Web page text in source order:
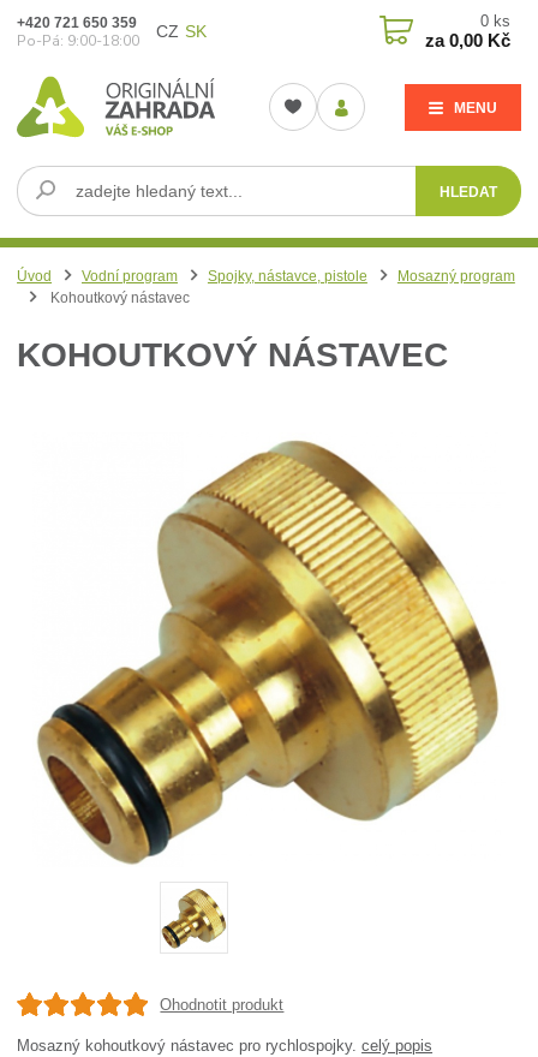
CZ SK
MENU
HLEDAT
+420 721 650 359
Po-Pá: 9:00-18:00
0 ks
za0,00 Kč
Úvod Vodní program Spojky, nástavce, pistole
Mosazný program
Kohoutkový nástavec
KOHOUTKOVÝ NÁSTAVEC
Ohodnotit produkt
Mosazný kohoutkový nástavec pro rychlospojky.celý popis